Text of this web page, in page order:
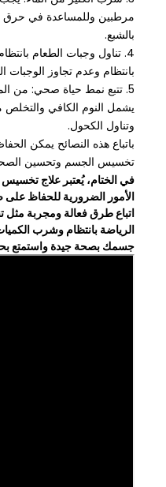
مرطبين وللمساعدة في حرق
بالشبع.
4. تناول وجبات الطعام بانتظام:
بانتظام وعدم تجاوز الوجبات
5. تتبع نمط حياة صحي: من
يشمل النوم الكافي والتخلص من
وتناول الكحول.
باتباع هذه النصائح يمكن الحفاظ
تخسيس الجسم وتحسين الصحة
في الختام، يُعتبر علاج تخسيس
الأمور الضرورية للحفاظ على
اتباع طرق فعالة ومجربة مثل
الرياضة بانتظام وشرب الكميات
جسمك بصحة جيدة واستمتع بحياة